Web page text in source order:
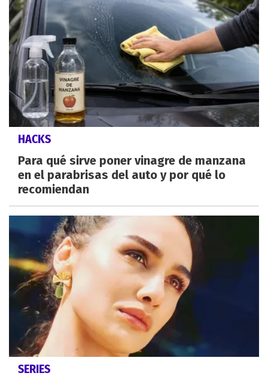
HACKS
Para qué sirve poner vinagre de manzana
en el parabrisas del auto y por qué lo
recomiendan
SERIES